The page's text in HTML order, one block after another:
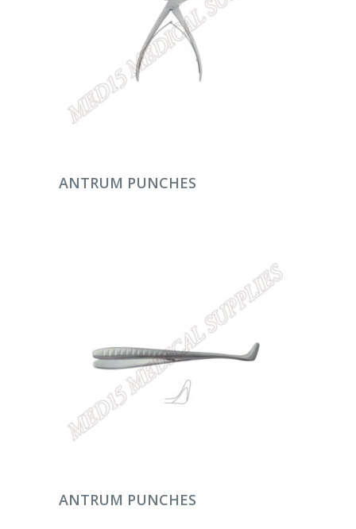
DEVAMINI OKU
ANTRUM PUNCHES
DEVAMINI OKU
ANTRUM PUNCHES